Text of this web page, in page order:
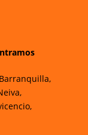
Barranquilla,
,